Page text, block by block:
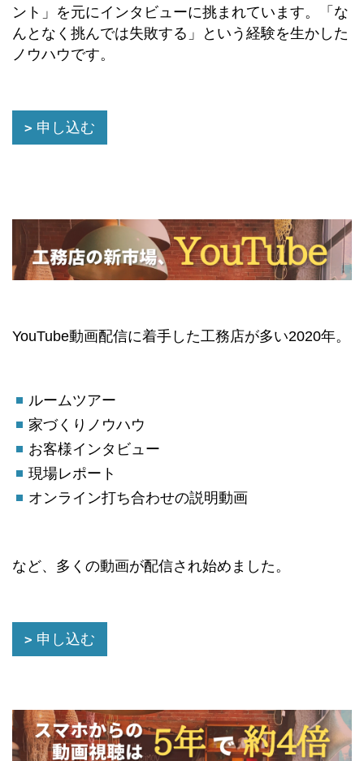
ント」を元にインタビューに挑まれています。「な
んとなく挑んでは失敗する」という経験を生かした
ノウハウです。
申し込む
YouTube動画配信に着手した工務店が多い2020年。
ルームツアー
家づくりノウハウ
お客様インタビュー
現場レポート
オンライン打ち合わせの説明動画
など、多くの動画が配信され始めました。
申し込む